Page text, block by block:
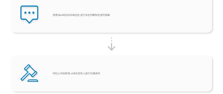
调查域ee域名的详细信息 进行综合判断制定谈判策略
经纪人开始联系 ee域名持有人进行沟通谈判